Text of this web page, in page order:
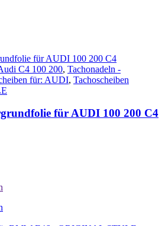
C4 100 200, Tachonadeln -
für: AUDI, Tachoscheiben
für AUDI 100 200 C4